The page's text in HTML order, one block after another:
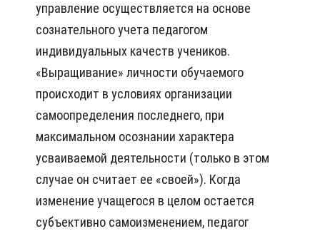
управление осуществляется на основе
сознательного учета педагогом
индивидуальных качеств учеников.
«Выращивание» личности обучаемого
происходит в условиях организации
самоопределения последнего, при
максимальном осознании характера
усваиваемой деятельности (только в этом
случае он считает ее «своей»). Когда
изменение учащегося в целом остается
субъективно самоизменением, педагог